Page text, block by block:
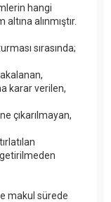
hangi
alınmıştır.
sırasında;
karar verilen,
çıkarılmayan,
makul sürede